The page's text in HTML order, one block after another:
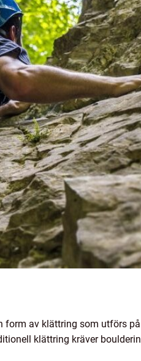
form av klättring som utförs
klättring kräver